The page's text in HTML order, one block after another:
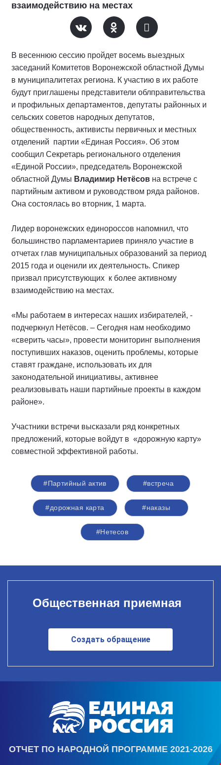
взаимодействию на местах
В весеннюю сессию пройдет восемь выездных
заседаний Комитетов Воронежской областной Думы
в муниципалитетах региона. К участию в их работе
будут приглашены представители облправительства
и профильных департаментов, депутаты районных и
сельских советов народных депутатов,
общественность, активисты первичных и местных
отделений партии «Единая Россия». Об этом
сообщил Секретарь регионального отделения
«Единой России», председатель Воронежской
областной Думы Владимир Нетёсов на встрече с
партийным активом и руководством ряда районов.
Она состоялась во вторник, 1 марта.
Лидер воронежских единороссов напомнил, что
большинство парламентариев приняло участие в
отчетах глав муниципальных образований за период
2015 года и оценили их деятельность. Спикер
призвал присутствующих к более активному
взаимодействию на местах.
«Мы работаем в интересах наших избирателей, -
подчеркнул Нетёсов. – Сегодня нам необходимо
«сверить часы», провести мониторинг выполнения
поступивших наказов, оценить проблемы, которые
ставят граждане, использовать их для
законодательной инициативы, активнее
реализовывать наши партийные проекты в каждом
районе».
Участники встречи высказали ряд конкретных
предложений, которые войдут в «дорожную карту»
совместной эффективной работы.
#Партийный актив #встреча
#дорожная карта #наказы
#Нетесов
Общественная приемная
Создать обращение
ОТЧЕТ ПО НАРОДНОЙ ПРОГРАММЕ 2021-2026